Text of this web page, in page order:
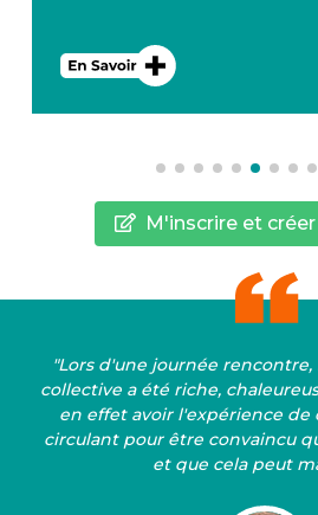
M'inscrire et
"Lors d'une journée
collective a été riche,
en effet avoir l'expérience de
circulant pour être convaincu
et que cela peut